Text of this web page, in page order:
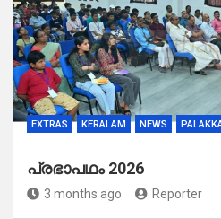
EXTRAS KERALAM NEWS
പ്രഭാപഥം 2026
3 months ago Reporter